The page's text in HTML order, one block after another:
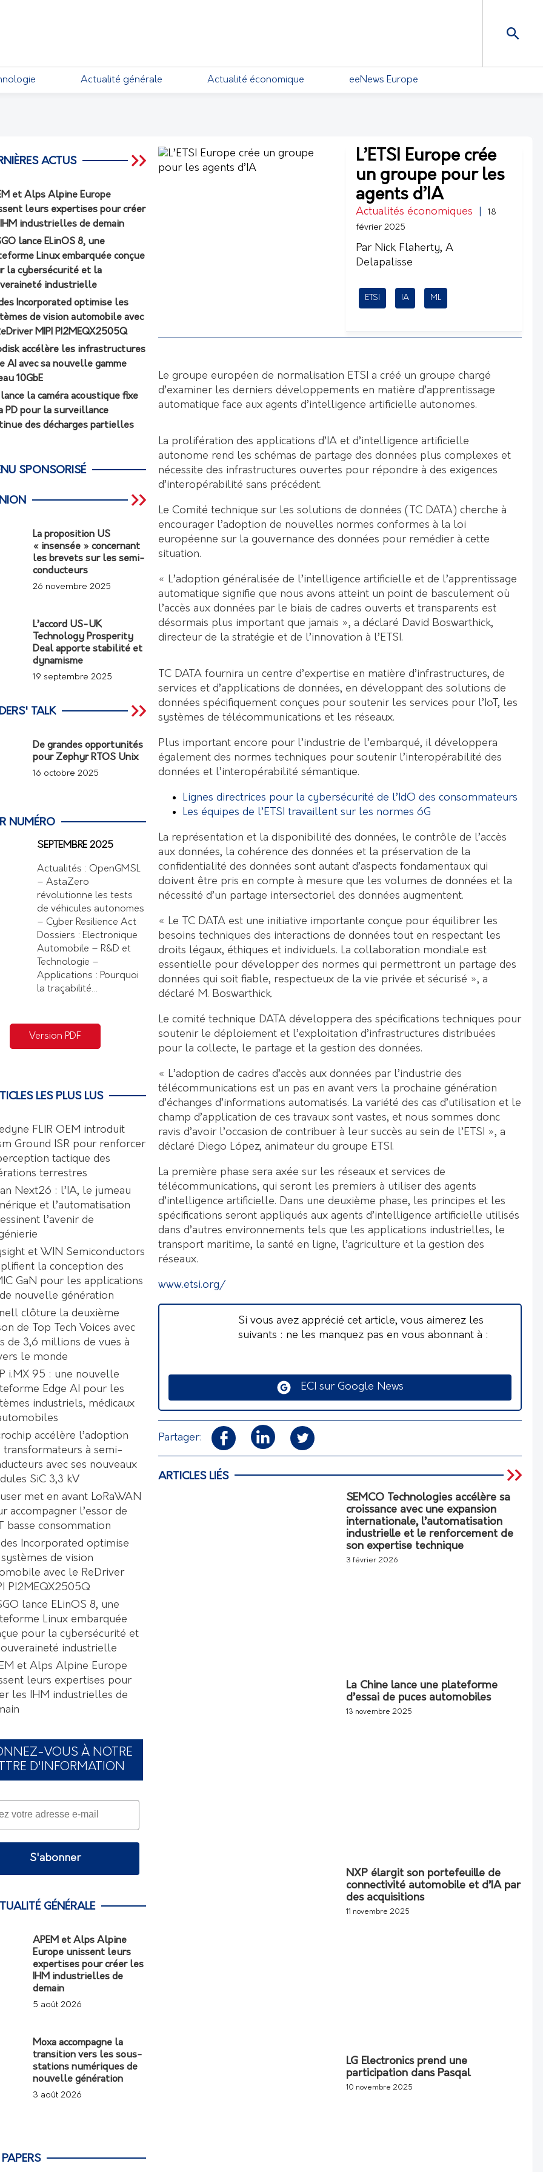
Actualité générale Actualité économique eeNews Europe
L’ETSI Europe crée
un groupe pour les
agents d’IA
Actualités économiques
18
février 2025
Par Nick Flaherty, A
Delapalisse
ETSI IA ML
Le groupe européen de normalisation ETSI a créé un groupe chargé
d’examiner les derniers développements en matière d’apprentissage
automatique face aux agents d’intelligence artificielle autonomes.
La prolifération des applications d’IA et d’intelligence artificielle
autonome rend les schémas de partage des données plus complexes et
nécessite des infrastructures ouvertes pour répondre à des exigences
d’interopérabilité sans précédent.
Le Comité technique sur les solutions de données (TC DATA) cherche à
encourager l’adoption de nouvelles normes conformes à la loi
européenne sur la gouvernance des données pour remédier à cette
situation.
« L’adoption généralisée de l’intelligence artificielle et de l’apprentissage
automatique signifie que nous avons atteint un point de basculement où
l’accès aux données par le biais de cadres ouverts et transparents est
désormais plus important que jamais », a déclaré David Boswarthick,
directeur de la stratégie et de l’innovation à l’ETSI.
TC DATA fournira un centre d’expertise en matière d’infrastructures, de
services et d’applications de données, en développant des solutions de
données spécifiquement conçues pour soutenir les services pour l’IoT, les
systèmes de télécommunications et les réseaux.
Plus important encore pour l’industrie de l’embarqué, il développera
également des normes techniques pour soutenir l’interopérabilité des
données et l’interopérabilité sémantique.
Lignes directrices pour la cybersécurité de l’IdO des consommateurs
Les équipes de l’ETSI travaillent sur les normes 6G
La représentation et la disponibilité des données, le contrôle de l’accès
aux données, la cohérence des données et la préservation de la
confidentialité des données sont autant d’aspects fondamentaux qui
doivent être pris en compte à mesure que les volumes de données et la
nécessité d’un partage intersectoriel des données augmentent.
« Le TC DATA est une initiative importante conçue pour équilibrer les
besoins techniques des interactions de données tout en respectant les
droits légaux, éthiques et individuels. La collaboration mondiale est
essentielle pour développer des normes qui permettront un partage des
données qui soit fiable, respectueux de la vie privée et sécurisé », a
déclaré M. Boswarthick.
Le comité technique DATA développera des spécifications techniques pour
soutenir le déploiement et l’exploitation d’infrastructures distribuées
pour la collecte, le partage et la gestion des données.
« L’adoption de cadres d’accès aux données par l’industrie des
télécommunications est un pas en avant vers la prochaine génération
d’échanges d’informations automatisés. La variété des cas d’utilisation et le
champ d’application de ces travaux sont vastes, et nous sommes donc
ravis d’avoir l’occasion de contribuer à leur succès au sein de l’ETSI », a
déclaré Diego López, animateur du groupe ETSI.
La première phase sera axée sur les réseaux et services de
télécommunications, qui seront les premiers à utiliser des agents
d’intelligence artificielle. Dans une deuxième phase, les principes et les
spécifications seront appliqués aux agents d’intelligence artificielle utilisés
dans d’autres environnements tels que les applications industrielles, le
transport maritime, la santé en ligne, l’agriculture et la gestion des
réseaux.
www.etsi.org/
Si vous avez apprécié cet article, vous aimerez les
suivants : ne les manquez pas en vous abonnant à :
ECI sur Google News
Partager:
ARTICLES LIÉS
SEMCO Technologies accélère sa
croissance avec une expansion
internationale, l’automatisation
industrielle et le renforcement de
son expertise technique
3 février 2026
La Chine lance une plateforme
d’essai de puces automobiles
13 novembre 2025
NXP élargit son portefeuille de
connectivité automobile et d’IA par
des acquisitions
11 novembre 2025
LG Electronics prend une
participation dans Pasqal
10 novembre 2025
ACTUS
et Alps Alpine Europe
leurs expertises pour créer
industrielles de demain
lance ELinOS 8, une
Linux embarquée conçue
la cybersécurité et la
industrielle
Incorporated optimise les
de vision automobile avec
MIPI PI2MEQX2505Q
accélère les infrastructures
AI avec sa nouvelle gamme
10GbE
la caméra acoustique fixe
PD pour la surveillance
des décharges partielles
SPONSORISÉ
La proposition US
« insensée » concernant
les brevets sur les semi-
conducteurs
26 novembre 2025
L’accord US-UK
Technology Prosperity
Deal apporte stabilité et
dynamisme
19 septembre 2025
TALK
De grandes opportunités
pour Zephyr RTOS Unix
16 octobre 2025
NUMÉRO
SEPTEMBRE 2025
Actualités : OpenGMSL
– AstaZero
révolutionne les tests
de véhicules autonomes
– Cyber Resilience Act
Dossiers : Electronique
Automobile – R&D et
Technologie –
Applications : Pourquoi
la traçabilité…
Version PDF
LES PLUS LUS
FLIR OEM introduit
Ground ISR pour renforcer
tactique des
terrestres
Next26 : l’IA, le jumeau
et l’automatisation
l’avenir de
et WIN Semiconductors
la conception des
GaN pour les applications
nouvelle génération
clôture la deuxième
de Top Tech Voices avec
de 3,6 millions de vues à
le monde
i.MX 95 : une nouvelle
Edge AI pour les
industriels, médicaux
accélère l’adoption
transformateurs à semi-
avec ses nouveaux
SiC 3,3 kV
met en avant LoRaWAN
accompagner l’essor de
basse consommation
Incorporated optimise
de vision
avec le ReDriver
PI2MEQX2505Q
lance ELinOS 8, une
Linux embarquée
pour la cybersécurité et
industrielle
et Alps Alpine Europe
leurs expertises pour
les IHM industrielles de
VOUS À NOTRE
D'INFORMATION
S'abonner
GÉNÉRALE
APEM et Alps Alpine
Europe unissent leurs
expertises pour créer les
IHM industrielles de
demain
5 août 2026
Moxa accompagne la
transition vers les sous-
stations numériques de
nouvelle génération
3 août 2026